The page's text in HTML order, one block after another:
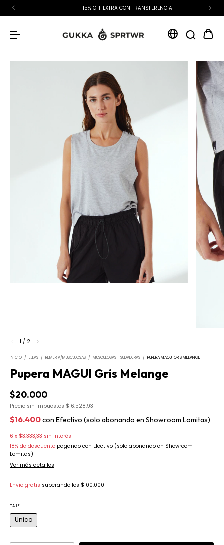
15% OFF EXTRA CON TRANSFERENCIA
1 / 2
INICIO / ELLAS / REMERIA/MUSCULOSAS / MUSCULOSAS - SUDADERAS / PUPERA MAGUI GRIS MELANGE
Pupera MAGUI Gris Melange
$20.000
Precio sin impuestos $16.528,93
$16.400con Efectivo (solo abonando en Showroom Lomitas)
6 x $3.333,33 sin interés
18% de descuento pagando con Efectivo (solo abonando en Showroom
Lomitas)
Ver más detalles
Envío gratis superando los $100.000
TALLE
Unico